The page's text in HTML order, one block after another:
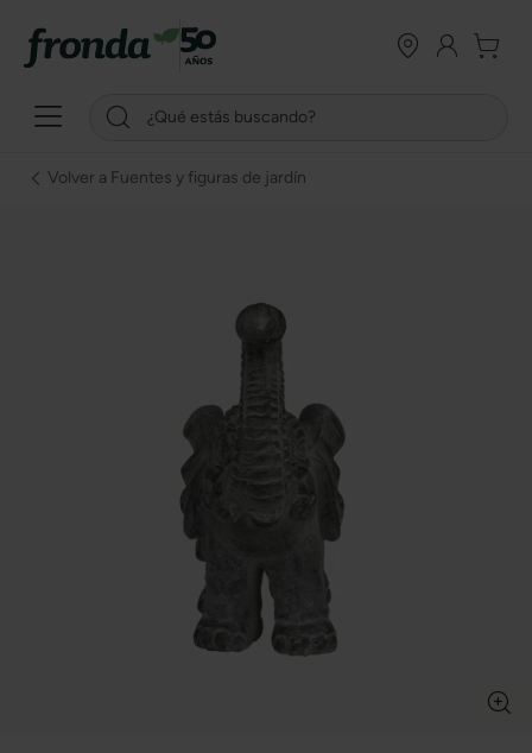
Volver a Fuentes y figuras de jardín